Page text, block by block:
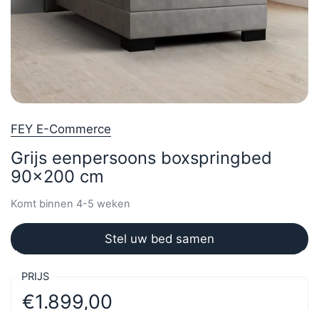
FEY E-Commerce
Grijs eenpersoons boxspringbed
90x200 cm
Komt binnen 4-5 weken
Stel uw bed samen
PRIJS
€1.899,00